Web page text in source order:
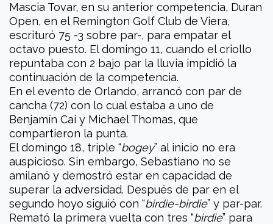
Mascia Tovar, en su anterior competencia, Duran
Open, en el Remington Golf Club de Viera,
escrituró 75 -3 sobre par-, para empatar el
octavo puesto. El domingo 11, cuando el criollo
repuntaba con 2 bajo par la lluvia impidió la
continuación de la competencia.
En el evento de Orlando, arrancó con par de
cancha (72) con lo cual estaba a uno de
Benjamín Cai y Michael Thomas, que
compartieron la punta.
El domingo 18, triple “bogey” al inicio no era
auspicioso. Sin embargo, Sebastiano no se
amilanó y demostró estar en capacidad de
superar la adversidad. Después de par en el
segundo hoyo siguió con “birdie-birdie” y par-par.
Remató la primera vuelta con tres “birdie” para